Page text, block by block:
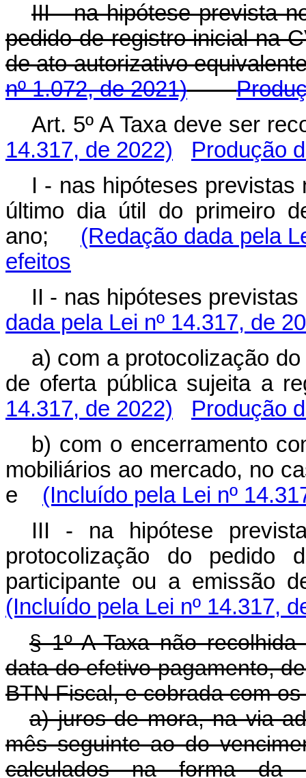
III - na hipótese prevista
pedido de registro inicial na
de ato autorizativo
nº 1.072, de 2021)
Art. 5º A Taxa deve ser
14.317, de 2022)
Produção
I - nas hipóteses
último dia útil do primeiro
ano; (Redação dada pela
efeitos
II - nas hipóteses
dada pela Lei nº 14.317, de
a) com a protocolização
de oferta pública sujeita
14.317, de 2022)
Produção
b) com o encerramento
mobiliários ao mercado, no
e (Incluído pela Lei nº
III - na hipótese
protocolização do pedido
participante ou a
(Incluído pela Lei nº 14.317,
§ 1º A Taxa não
data do efetivo pagamento,
BTN Fiscal, e cobrada com
a) juros de mora, na via
mês seguinte ao do
calculados na forma da